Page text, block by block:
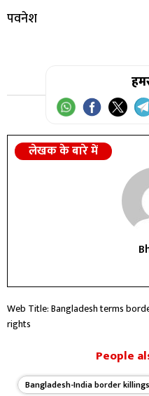
पवनेश
लेखक के बारे में
Web Title: Bangladesh terms
rights
People
Bangladesh-India border killings